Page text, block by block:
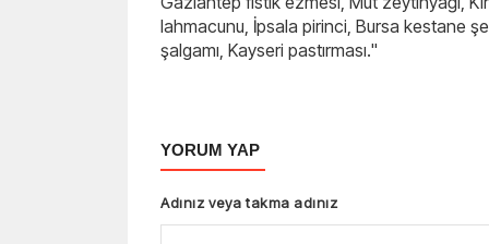
lahmacunu, İpsala pirinci, Bursa kestane
şalgamı, Kayseri pastırması."
YORUM YAP
Adınız veya takma adınız